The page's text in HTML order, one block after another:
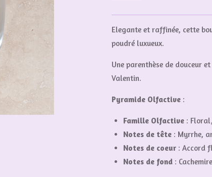
Elegante et raffinée, cette
poudré luxueux.
Une parenthèse de douceur
Valentin.
Pyramide Olfactive :
Famille Olfactive :
Notes de tête : Myrrhe,
Notes de coeur : Accord
Notes de fond :